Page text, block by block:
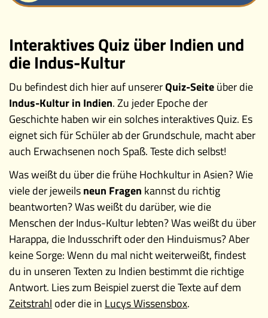
Interaktives Quiz über Indien und
die Indus-Kultur
Du befindest dich hier auf unsererQuiz-Seiteüber die
Indus-Kultur in Indien. Zu jeder Epoche der
Geschichte haben wir ein solches interaktives Quiz. Es
eignet sich für Schüler ab der Grundschule, macht aber
auch Erwachsenen noch Spaß. Teste dich selbst!
Was weißt du über die frühe Hochkultur in Asien? Wie
viele der jeweilsneun Fragen kannst du richtig
beantworten? Was weißt du darüber, wie die
Menschen der Indus-Kultur lebten? Was weißt du über
Harappa, die Indusschrift oder den Hinduismus? Aber
keine Sorge: Wenn du mal nicht weiterweißt, findest
du in unseren Texten zu Indien bestimmt die richtige
Antwort. Lies zum Beispiel zuerst die Texte auf dem
Zeitstrahl oder die in Lucys Wissensbox.